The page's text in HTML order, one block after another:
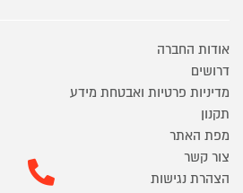
אודות החברה
דרושים
מדיניות פרטיות ואבטחת מידע
תקנון
מפת האתר
צור קשר
הצהרת נגישות